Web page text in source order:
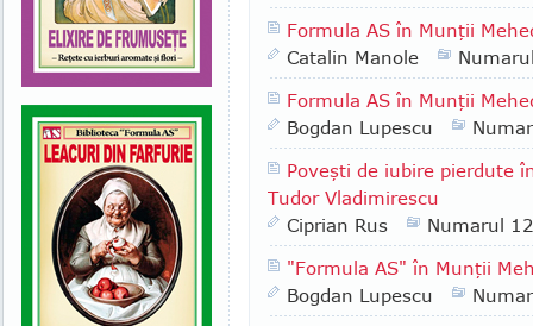
Formula AS în Munţii
Catalin Manole
Formula AS în Munţii
Bogdan Lupescu
Poveşti de iubire pierdute
Tudor Vladimirescu
Ciprian Rus
Numarul
"Formula AS" în Munţii
Bogdan Lupescu